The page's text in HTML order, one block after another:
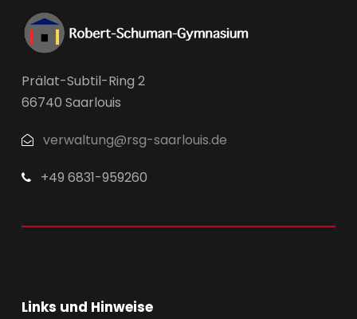
Prälat-Subtil-Ring 2
66740 Saarlouis
verwaltung@rsg-saarlouis.de
+49 6831-959260
Links und Hinweise